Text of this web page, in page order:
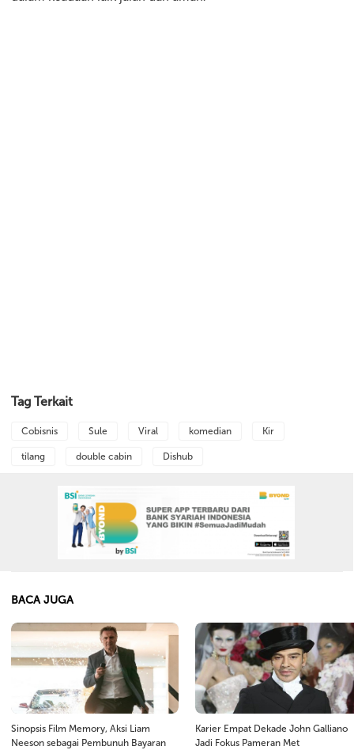
Tag Terkait
Cobisnis Sule Viral komedian Kir
tilang double cabin Dishub
BACA JUGA
Sinopsis Film Memory, Aksi Liam
Neeson sebagai Pembunuh Bayaran
Karier Empat Dekade John Galliano
Jadi Fokus Pameran Met